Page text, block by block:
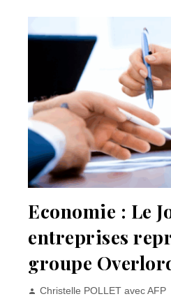
Economie : Le
entreprises
groupe
Christelle POLLET avec AFP